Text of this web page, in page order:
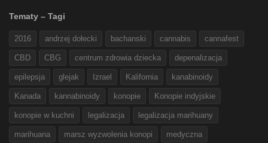
Tematy – Tagi
2016 andrzej dołecki bachanski cannabis cannafest
CBD CBG centrum zdrowia dziecka depenalizacja
epilepsja glejak Izrael Kalifornia kanabinoidy
Kanada kannabinoidy konopie Konopie indyjskie
konopie w kuchni legalizacja legalizacja marihuany
marihuana marsz wyzwolenia konopi medyczna